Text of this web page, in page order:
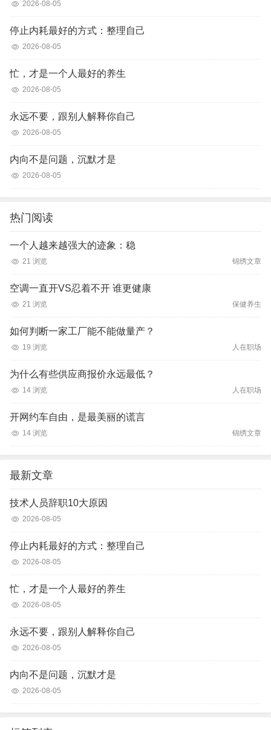
2026-08-05
停止内耗最好的方式：整理自己
2026-08-05
忙，才是一个人最好的养生
2026-08-05
永远不要，跟别人解释你自己
2026-08-05
内向不是问题，沉默才是
2026-08-05
热门阅读
一个人越来越强大的迹象：稳
21 浏览 锦绣文章
空调一直开VS忍着不开 谁更健康
21 浏览 保健养生
如何判断一家工厂能不能做量产？
19 浏览 人在职场
为什么有些供应商报价永远最低？
14 浏览 人在职场
开网约车自由，是最美丽的谎言
14 浏览 锦绣文章
最新文章
技术人员辞职10大原因
2026-08-05
停止内耗最好的方式：整理自己
2026-08-05
忙，才是一个人最好的养生
2026-08-05
永远不要，跟别人解释你自己
2026-08-05
内向不是问题，沉默才是
2026-08-05